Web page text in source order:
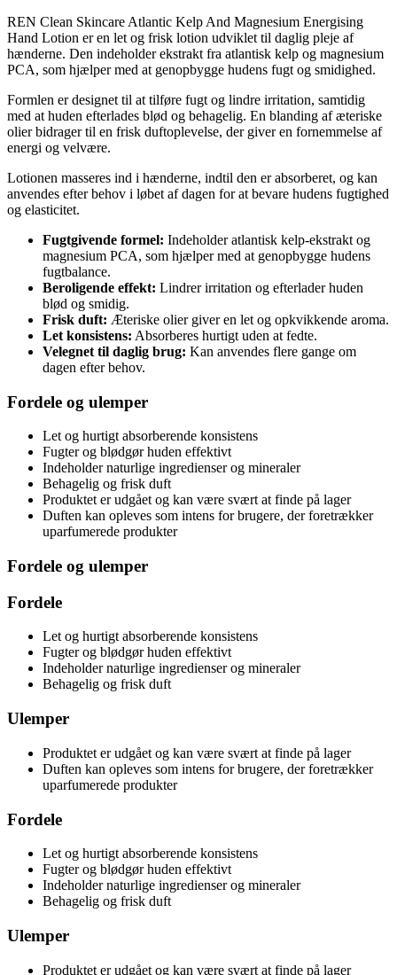
REN Clean Skincare Atlantic Kelp And Magnesium Energising
Hand Lotion er en let og frisk lotion udviklet til daglig pleje af
hænderne. Den indeholder ekstrakt fra atlantisk kelp og magnesium
PCA, som hjælper med at genopbygge hudens fugt og smidighed.
Formlen er designet til at tilføre fugt og lindre irritation, samtidig
med at huden efterlades blød og behagelig. En blanding af æteriske
olier bidrager til en frisk duftoplevelse, der giver en fornemmelse af
energi og velvære.
Lotionen masseres ind i hænderne, indtil den er absorberet, og kan
anvendes efter behov i løbet af dagen for at bevare hudens fugtighed
og elasticitet.
Fugtgivende formel: Indeholder atlantisk kelp-ekstrakt og
magnesium PCA, som hjælper med at genopbygge hudens
fugtbalance.
Beroligende effekt: Lindrer irritation og efterlader huden
blød og smidig.
Frisk duft: Æteriske olier giver en let og opkvikkende aroma.
Let konsistens: Absorberes hurtigt uden at fedte.
Velegnet til daglig brug: Kan anvendes flere gange om
dagen efter behov.
Fordele og ulemper
Let og hurtigt absorberende konsistens
Fugter og blødgør huden effektivt
Indeholder naturlige ingredienser og mineraler
Behagelig og frisk duft
Produktet er udgået og kan være svært at finde på lager
Duften kan opleves som intens for brugere, der foretrækker
uparfumerede produkter
Fordele og ulemper
Fordele
Let og hurtigt absorberende konsistens
Fugter og blødgør huden effektivt
Indeholder naturlige ingredienser og mineraler
Behagelig og frisk duft
Ulemper
Produktet er udgået og kan være svært at finde på lager
Duften kan opleves som intens for brugere, der foretrækker
uparfumerede produkter
Fordele
Let og hurtigt absorberende konsistens
Fugter og blødgør huden effektivt
Indeholder naturlige ingredienser og mineraler
Behagelig og frisk duft
Ulemper
Produktet er udgået og kan være svært at finde på lager